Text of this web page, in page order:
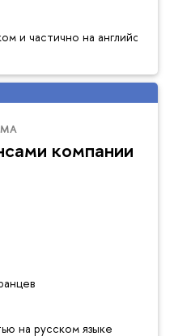
и частично на английском
компании
на русском языке